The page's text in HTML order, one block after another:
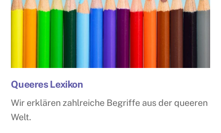
Queeres Lexikon
Wir erklären zahlreiche Begriffe aus der queeren
Welt.